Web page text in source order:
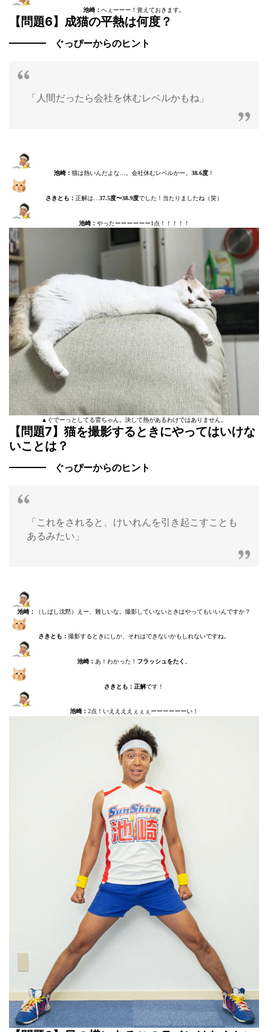
池崎： へぇーーー！覚えておきます。
【問題6】成猫の平熱は何度？
ぐっぴーからのヒント
「人間だったら会社を休むレベルかもね」
池崎： 猫は熱いんだよな…。会社休むレベルかー。 38.6度 ！
さきとも： 正解は… 37.5度〜38.9度でした！当たりましたね（笑）
池崎： やったーーーーーー1点！！！！！
▲ぐでーっとしてる雷ちゃん。決して熱があるわけではありません。
【問題7】猫を撮影するときにやってはいけな
いことは？
ぐっぴーからのヒント
「これをされると、けいれんを引き起こすことも
あるみたい」
池崎： （しばし沈黙）えー、難しいな。撮影していないときはやってもいいんですか？
さきとも： 撮影するときにしか、それはできないかもしれないですね。
池崎： あ！わかった！ フラッシュをたく
さきとも：正解です！
池崎： 2点！いええええぇぇぇーーーーーーい！